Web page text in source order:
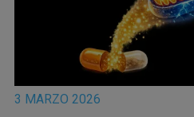
3 MARZO 2026